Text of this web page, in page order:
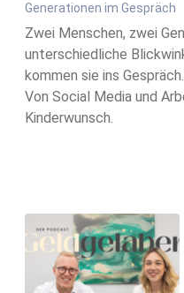
Generationen im Gespräch
Zwei Menschen, zwei
unterschiedliche
kommen sie ins
Von Social Media und
Kinderwunsch.